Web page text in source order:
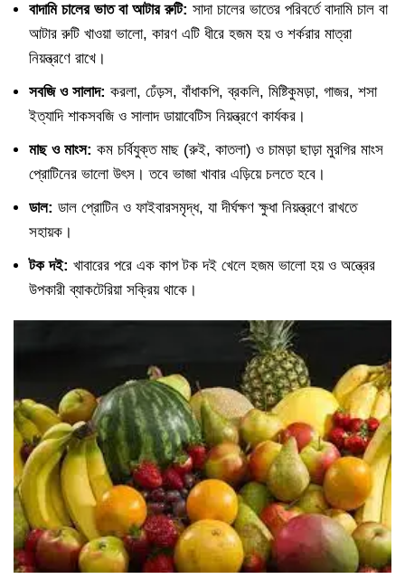
বাদামি চালের ভাত বা আটার রুটি: সাদা চালের ভাতের পরিবর্তে বাদামি চাল বা
আটার রুটি খাওয়া ভালো, কারণ এটি ধীরে হজম হয় ও শর্করার মাত্রা
নিয়ন্ত্রণে রাখে।
সবজি ও সালাদ: করলা, ঢেঁড়স, বাঁধাকপি, ব্রকলি, মিষ্টিকুমড়া, গাজর, শসা
ইত্যাদি শাকসবজি ও সালাদ ডায়াবেটিস নিয়ন্ত্রণে কার্যকর।
মাছ ও মাংস: কম চর্বিযুক্ত মাছ (রুই, কাতলা) ও চামড়া ছাড়া মুরগির মাংস
প্রোটিনের ভালো উৎস। তবে ভাজা খাবার এড়িয়ে চলতে হবে।
ডাল: ডাল প্রোটিন ও ফাইবারসমৃদ্ধ, যা দীর্ঘক্ষণ ক্ষুধা নিয়ন্ত্রণে রাখতে
সহায়ক।
টক দই: খাবারের পরে এক কাপ টক দই খেলে হজম ভালো হয় ও অন্ত্রের
উপকারী ব্যাকটেরিয়া সক্রিয় থাকে।